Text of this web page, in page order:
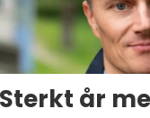
Sterkt år